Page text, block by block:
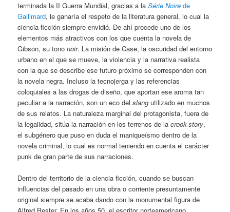
terminada la II Guerra Mundial, gracias a laSérie Noire de
Gallimard, le ganaría el respeto de la literatura general, lo cual la
ciencia ficción siempre envidió. De ahí procede uno de los
elementos más atractivos con los que cuenta la novela de
Gibson, su tononoir. La misión de Case, la oscuridad del entorno
urbano en el que se mueve, la violencia y la narrativa realista
con la que se describe ese futuro próximo se corresponden con
la novela negra. Incluso la tecnojerga y las referencias
coloquiales a las drogas de diseño, que aportan ese aroma tan
peculiar a la narración, son un eco delslang utilizado en muchos
de sus relatos. La naturaleza marginal del protagonista, fuera de
la legalidad, sitúa la narración en los terrenos de lacrook-story,
el subgénero que puso en duda el maniqueísmo dentro de la
novela criminal, lo cual es normal teniendo en cuenta el carácter
punk de gran parte de sus narraciones.
Dentro del territorio de la ciencia ficción, cuando se buscan
influencias del pasado en una obra o corriente presuntamente
original siempre se acaba dando con la monumental figura de